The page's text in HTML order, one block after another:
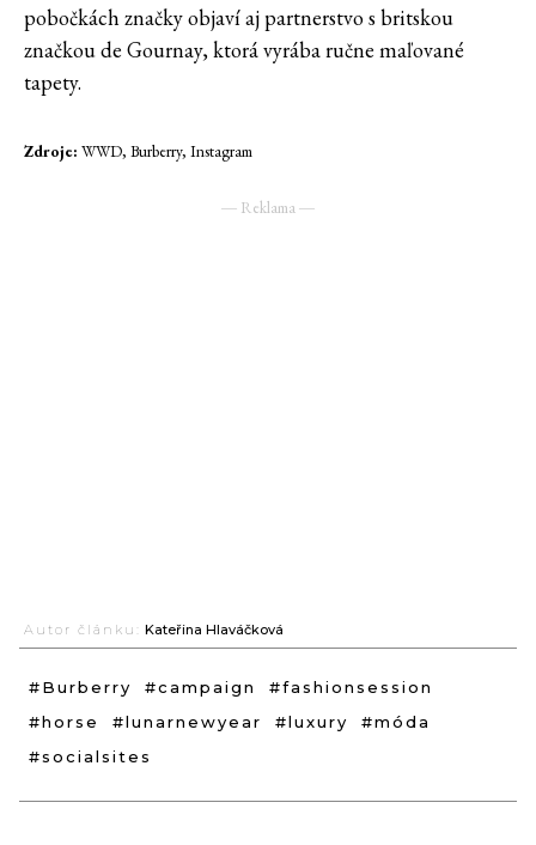
pobočkách značky objaví aj partnerstvo s britskou
značkou de Gournay, ktorá vyrába ručne maľované
tapety.
Zdroje: WWD, Burberry, Instagram
― Reklama ―
Autor článku: Kateřina Hlaváčková
#Burberry #campaign
#fashionsession
#horse
#lunarnewyear #luxury
#móda
#socialsites